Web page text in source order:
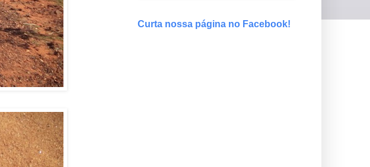
Curta nossa página no Facebook!